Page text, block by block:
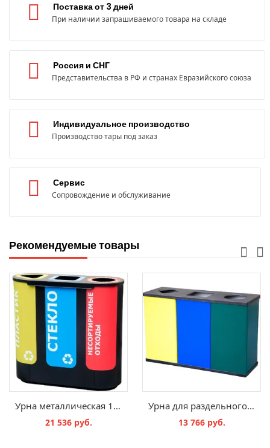
Поставка от 3 дней
При наличии запрашиваемого товара на складе
Россия и СНГ
Представительства в РФ и странах Евразийского союза
Индивидуальное производство
Производство тары под заказ
Сервис
Сопровождение и обслуживание
Рекомендуемые товары
Урна металлическая 180 литров для раздельного сбора мусора "Акцент-3"
21 536 руб.
Урна для раздельного сбора мусора 3 х 80 литров
13 766 руб.